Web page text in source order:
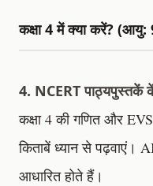
कक्षा 4 में क्या करें? (आयु:
4. NCERT पाठ्यपुस्तकें
कक्षा 4 की गणित और
किताबें ध्यान से पढ़वाएं।
आधारित होते हैं।